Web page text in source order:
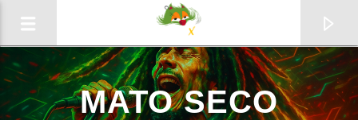
MATO SECO